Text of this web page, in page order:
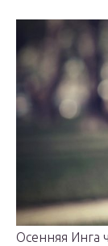
Осенняя Инга